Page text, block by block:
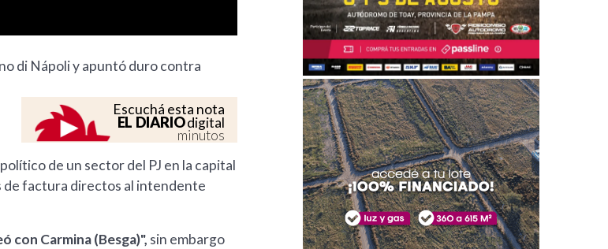
di Nápoli y apuntó duro contra
Escuchá esta nota
EL DIARIOdigital
minutos
de un sector del PJ en la capital
de factura directos al intendente
con Carmina (Besga)", sin embargo